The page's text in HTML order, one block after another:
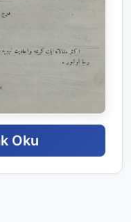
Oku